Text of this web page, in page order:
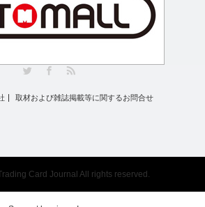
取材および雑誌掲載等に関するお問合せ
Card Journal All rights reserved.